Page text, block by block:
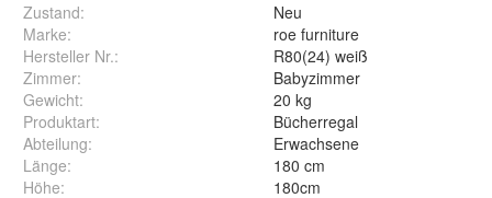
Zustand:
Neu
Marke:
roe furniture
Hersteller Nr.:
R80(24) weiß
Zimmer:
Babyzimmer
Gewicht:
20 kg
Produktart:
Bücherregal
Abteilung:
Erwachsene
Länge:
180 cm
Höhe:
180cm